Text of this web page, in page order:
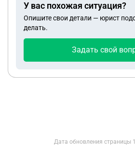
средства страховой?
У вас похожая ситуация?
Опишите свои детали — юрист
делать.
Задать свой
Дата обновления страницы